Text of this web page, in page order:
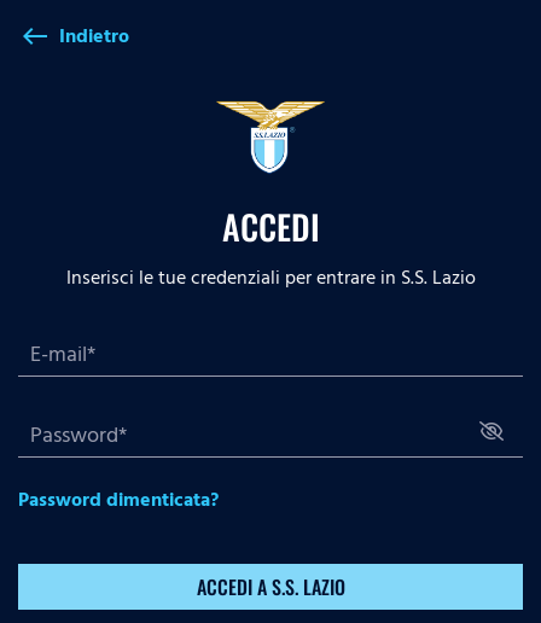
west Indietro
ACCEDI
Inserisci le tue credenziali per entrare in S.S. Lazio
Password dimenticata?
ACCEDI A S.S. LAZIO